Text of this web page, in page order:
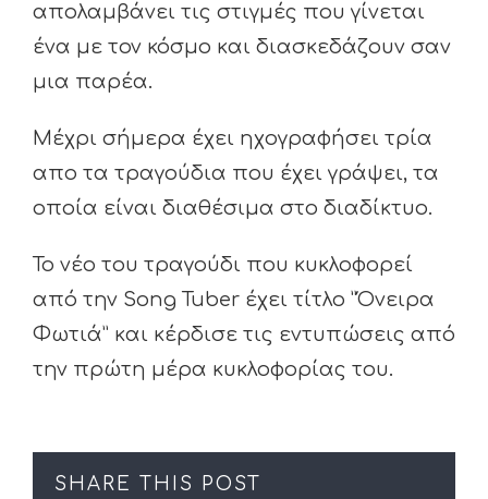
απολαμβάνει τις στιγμές που γίνεται
ένα με τον κόσμο και διασκεδάζουν σαν
μια παρέα.
Μέχρι σήμερα έχει ηχογραφήσει τρία
απο τα τραγούδια που έχει γράψει, τα
οποία είναι διαθέσιμα στο διαδίκτυο.
Το νέο του τραγούδι που κυκλοφορεί
από την Song Tuber έχει τίτλο ”Όνειρα
Φωτιά” και κέρδισε τις εντυπώσεις από
την πρώτη μέρα κυκλοφορίας του.
SHARE THIS POST